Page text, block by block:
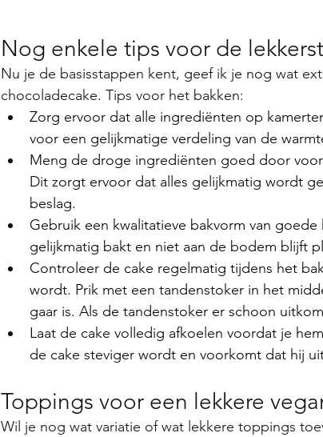
Nog enkele tips voor de
Nu je de basisstappen kent, geef ik je nog wat
chocoladecake. Tips voor het bakken:
Zorg ervoor dat alle ingrediënten op
voor een gelijkmatige verdeling van de
Meng de droge ingrediënten goed door
Dit zorgt ervoor dat alles gelijkmatig wordt
beslag.
Gebruik een kwalitatieve bakvorm van
gelijkmatig bakt en niet aan de bodem blijft
Controleer de cake regelmatig tijdens het
wordt. Prik met een tandenstoker in het
gaar is. Als de tandenstoker er schoon
Laat de cake volledig afkoelen voordat je
de cake steviger wordt en voorkomt dat hij
Toppings voor een lekkere
Wil je nog wat variatie of wat lekkere toppings